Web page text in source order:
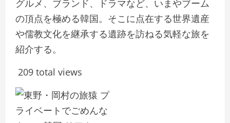
グルメ、ブランド、ドラマなど、いまやブーム
の頂点を極める韓国。そこに点在する世界遺産
や儒教文化を継承する遺跡を訪ねる気軽な旅を
紹介する。
209 total views